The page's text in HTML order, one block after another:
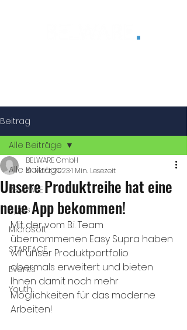
Beitrag
Alle Beiträge
BELWARE
Apps
Microsoft
STARFACE
Events
Youth
Alle Beiträge
Unsere Produktreihe hat eine
neue App bekommen!
BELWARE GmbH
31. März 20231 Min. Lesezeit
Mit der vom B.i. Team
übernommenen Easy Supra haben
wir unser Produktportfolio
abermals erweitert und bieten
Ihnen damit noch mehr
Möglichkeiten für das moderne
Arbeiten!